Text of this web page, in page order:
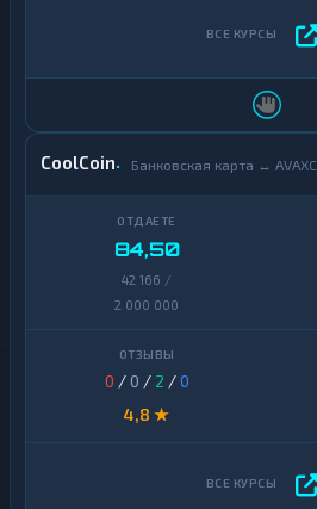
CoolCoin Банковская карта ↔ AVAXC
84,50
42 166 /
2 000 000
0 / 0 / 2 /0
4,8 ★